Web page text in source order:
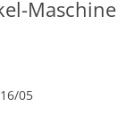
Maschine
05